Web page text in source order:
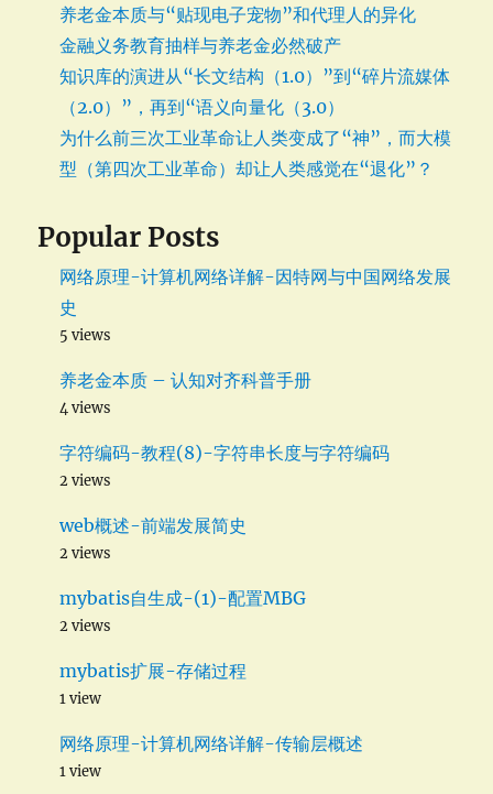
养老金本质与“贴现电子宠物”和代理人的异化
金融义务教育抽样与养老金必然破产
知识库的演进从“长文结构（1.0）”到“碎片流媒体
（2.0）”，再到“语义向量化（3.0）
为什么前三次工业革命让人类变成了“神”，而大模
型（第四次工业革命）却让人类感觉在“退化”？
Popular Posts
网络原理-计算机网络详解-因特网与中国网络发展
史
5 views
养老金本质 – 认知对齐科普手册
4 views
字符编码-教程(8)-字符串长度与字符编码
2 views
web概述-前端发展简史
2 views
mybatis自生成-(1)-配置MBG
2 views
mybatis扩展-存储过程
1 view
网络原理-计算机网络详解-传输层概述
1 view